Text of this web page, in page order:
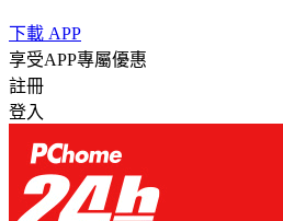
下載 APP
享受APP專屬優惠
註冊
登入